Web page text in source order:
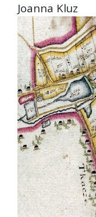
Joanna Kluz